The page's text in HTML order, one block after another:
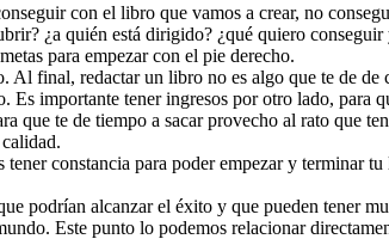
con el libro que vamos a crear, no
¿a quién está dirigido? ¿qué quiero
para empezar con el pie derecho.
final, redactar un libro no es algo que te de
importante tener ingresos por otro lado, para
que te de tiempo a sacar provecho al rato que
constancia para poder empezar y
podrían alcanzar el éxito y que pueden tener
Este punto lo podemos relacionar